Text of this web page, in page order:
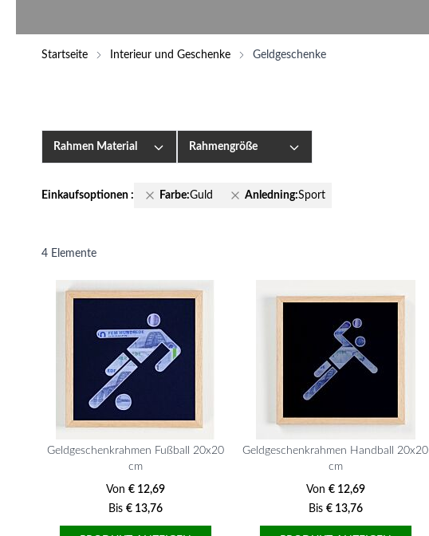
Startseite Interieur und Geschenke Geldgeschenke
Einkaufsoptionen : Farbe:Guld Anledning:Sport
Rahmen Material Rahmengröße
4 Elemente
Geldgeschenkrahmen Fußball 20x20
cm
Von € 12,69
Bis € 13,76
Geldgeschenkrahmen Handball 20x20
cm
Von € 12,69
Bis € 13,76